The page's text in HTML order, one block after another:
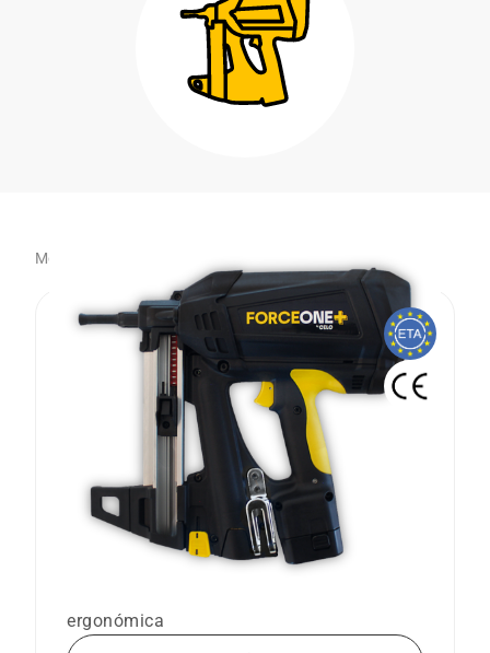
Mostrando 3 artículo(s)
Pistola de Clavos FORCE ONE+
ergonómica